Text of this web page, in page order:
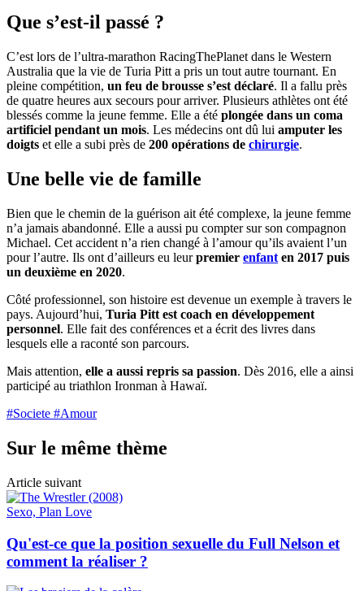
Que s’est-il passé ?
C’est lors de l’ultra-marathon RacingThePlanet dans le Western
Australia que la vie de Turia Pitt a pris un tout autre tournant. En
pleine compétition, un feu de brousse s’est déclaré. Il a fallu près
de quatre heures aux secours pour arriver. Plusieurs athlètes ont été
blessés comme la jeune femme. Elle a été plongée dans un coma
artificiel pendant un mois. Les médecins ont dû lui amputer les
doigts et elle a subi près de 200 opérations de chirurgie.
Une belle vie de famille
Bien que le chemin de la guérison ait été complexe, la jeune femme
n’a jamais abandonné. Elle a aussi pu compter sur son compagnon
Michael. Cet accident n’a rien changé à l’amour qu’ils avaient l’un
pour l’autre. Ils ont d’ailleurs eu leurpremier enfant en 2017 puis
un deuxième en 2020.
Côté professionnel, son histoire est devenue un exemple à travers le
pays. Aujourd’hui, Turia Pitt est coach en développement
personnel. Elle fait des conférences et a écrit des livres dans
lesquels elle a raconté son parcours.
Mais attention, elle a aussi repris sa passion. Dès 2016, elle a ainsi
participé au triathlon Ironman à Hawaï.
#Societe #Amour
Sur le même thème
Article suivant
Sexo, Plan Love
Qu'est-ce que la position sexuelle du Full Nelson et
comment la réaliser ?